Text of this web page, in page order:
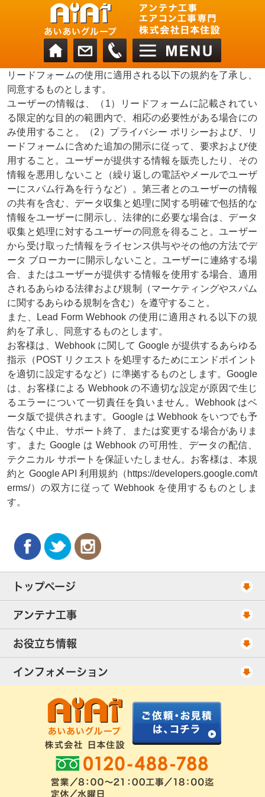
リードフォームの使用に適用される以下の規約を了承し、
同意するものとします。
ユーザーの情報は、（1）リードフォームに記載されてい
る限定的な目的の範囲内で、相応の必要性がある場合にの
み使用すること。（2）プライバシー ポリシーおよび、リ
ードフォームに含めた追加の開示に従って、要求および使
用すること。ユーザーが提供する情報を販売したり、その
情報を悪用しないこと（繰り返しの電話やメールでユーザ
ーにスパム行為を行うなど）。第三者とのユーザーの情報
の共有を含む、データ収集と処理に関する明確で包括的な
情報をユーザーに開示し、法律的に必要な場合は、データ
収集と処理に対するユーザーの同意を得ること。ユーザー
から受け取った情報をライセンス供与やその他の方法でデ
ータ ブローカーに開示しないこと。ユーザーに連絡する場
合、またはユーザーが提供する情報を使用する場合、適用
されるあらゆる法律および規制（マーケティングやスパム
に関するあらゆる規制を含む）を遵守すること。
また、Lead Form Webhook の使用に適用される以下の規
約を了承し、同意するものとします。
お客様は、Webhook に関して Google が提供するあらゆる
指示（POST リクエストを処理するためにエンドポイント
を適切に設定するなど）に準拠するものとします。Google
は、お客様による Webhook の不適切な設定が原因で生じ
るエラーについて一切責任を負いません。Webhook はベ
ータ版で提供されます。Google は Webhook をいつでも予
告なく中止、サポート終了、または変更する場合がありま
す。また Google は Webhook の可用性、データの配信、
テクニカル サポートを保証いたしません。お客様は、本規
約と Google API 利用規約（https://developers.google.com/t
erms/）の双方に従って Webhook を使用するものとしま
す。
トップページ
工事スケジュール
当社が選ばれる理由
出張エリア
アンテナ工事
アンテナ工事・料金
UHFアンテナ工事・料金
配線ケーブル追加工事・料金
アンテナ工事社長のブログ
アンテナ工事スケジュール
お役立ち情報
ご相談事例
アンテナの種類
工事について
良くあるアンテナ修理
インフォメーション
お客様の声
工事依頼・お見積りフォーム